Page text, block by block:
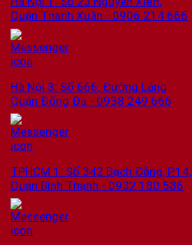
Quận Thanh Xuân - 0906 214 666
Hà Nội 3: Số 666, Đường Láng
Quận Đống Đa - 0938 249 666
TPHCM 1: Số 342 Bạch Đằng, P.14,
Quận Bình Thạnh - 0932 180 586